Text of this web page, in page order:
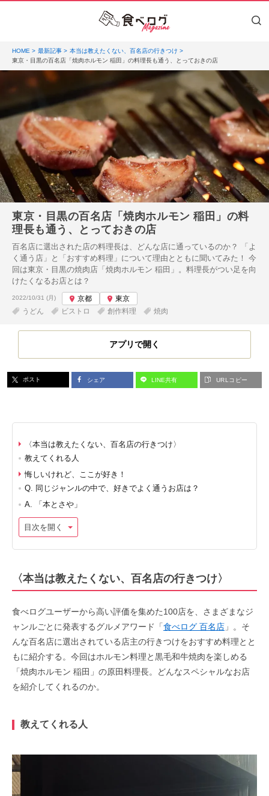
HOME 最新記事
本当は教えたくない、百名店の行きつけ
東京・目黒の百名店「焼肉ホルモン 稲田」の料理長も通う、とっておきの店
東京・目黒の百名店「焼肉ホルモン 稲田」の料
理長も通う、とっておきの店
百名店に選出された店の料理長は、どんな店に通っているのか？ 「よ
く通う店」と「おすすめ料理」について理由とともに聞いてみた！ 今
回は東京・目黒の焼肉店「焼肉ホルモン 稲田」。料理長がつい足を向
けたくなるお店とは？
投稿日:
2022/10/31 (月) 京都
東京
うどん
ビストロ 創作料理 焼肉
アプリで開く
ポスト シェア LINE共有 URLコピー
〈本当は教えたくない、百名店の行きつけ〉
教えてくれる人
悔しいけれど、ここが好き！
Q. 同じジャンルの中で、好きでよく通うお店は？
A. 「本とさや」
目次を開く
〈本当は教えたくない、百名店の行きつけ〉
食べログユーザーから高い評価を集めた100店を、さまざまなジ
ャンルごとに発表するグルメアワード「食べログ 百名店 」。そ
んな百名店に選出されている店主の行きつけをおすすめ料理とと
もに紹介する。今回はホルモン料理と黒毛和牛焼肉を楽しめる
「焼肉ホルモン 稲田」の原田料理長。どんなスペシャルなお店
を紹介してくれるのか。
教えてくれる人